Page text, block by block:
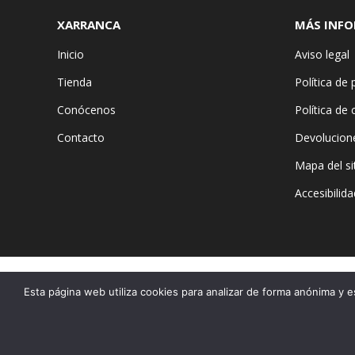
XARRANCA
Inicio
Tienda
Conócenos
Contacto
MÁS
Aviso legal
Política de
Política de
Mapa del
Esta página web utiliza cookies para analizar de forma anónima